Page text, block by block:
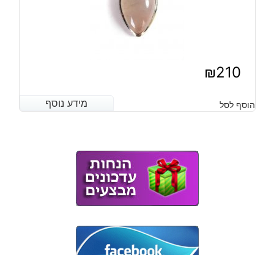
₪210
מידע נוסף הוסף לסל מידע נוסף